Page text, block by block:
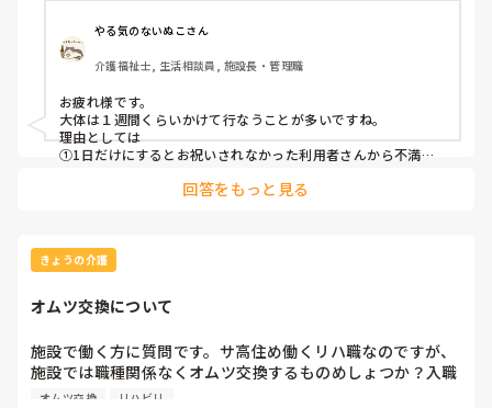
スタッフ間で下記の件についてザワザワしています。
①他の曜日に来所している御利用者はどうするの？
②お祝いなんだから数日間は同じことを続けるべき。それ当
たり前だから。他ではどこもそういう風にしている。
それとも1週間続けてますでしょうか？
やる気のないぬこさん
介護福祉士, 生活相談員, 施設長・管理職
お疲れ様です。
大体は１週間くらいかけて行なうことが多いですね。
理由としては
①1日だけにするとお祝いされなかった利用者さんから不満が
②当日参加した利用者さんが参加出来なかった利用者さんに話
る。
『楽しかった』を伝えてもらう為に行なう目的もあります。売
らやらない方がいいかなと思います。
回答をもっと見る
きょうの介護
オムツ交換について
施設で働く方に質問です。サ高住め働くリハ職なのですが、
施設では職種関係なくオムツ交換するものめしょつか？入職
した当初は、オムツ交換をヘルパーさんにお願いしていまし
オムツ交換 リハビリ